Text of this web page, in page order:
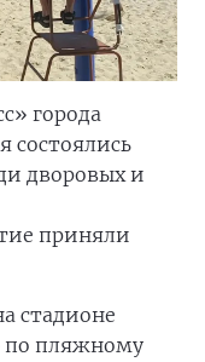
города
состоялись
дворовых и
приняли
стадионе
по пляжному